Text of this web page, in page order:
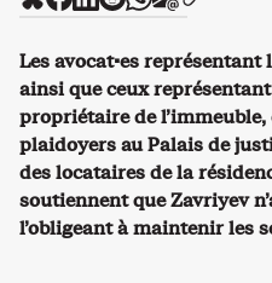
Les avocat·es
ainsi que ceux
propriétaire de
plaidoyers au Palais de
des locataires de la
soutiennent que Zavriyev
l’obligeant à maintenir les